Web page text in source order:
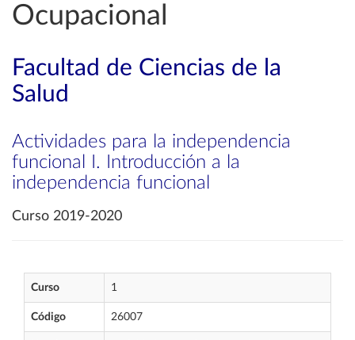
Ocupacional
Facultad de Ciencias de la
Salud
Actividades para la independencia
funcional I. Introducción a la
independencia funcional
Curso 2019-2020
Curso 1
Código 26007